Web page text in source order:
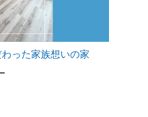
った家族想いの家